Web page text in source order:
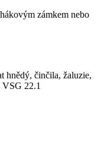
zámkem nebo
hnědý, činčila, žaluzie,
VSG 22.1